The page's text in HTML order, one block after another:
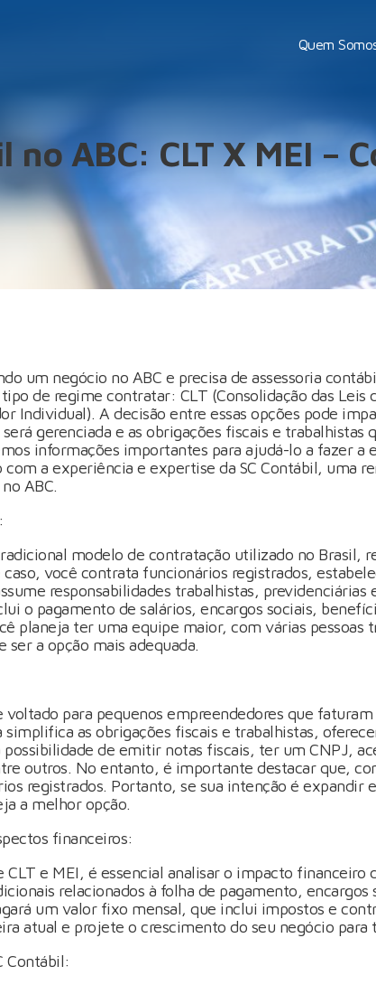
Quem
ABC: CLT X MEI –
um negócio no ABC e precisa de assessoria
de regime contratar: CLT (Consolidação das Leis
Individual). A decisão entre essas opções pode
gerenciada e as obrigações fiscais e trabalhistas
informações importantes para ajudá-lo a fazer a
a experiência e expertise da SC Contábil, uma
ABC.
modelo de contratação utilizado no Brasil,
você contrata funcionários registrados,
responsabilidades trabalhistas, previdenciárias
o pagamento de salários, encargos sociais,
planeja ter uma equipe maior, com várias pessoas
ser a opção mais adequada.
voltado para pequenos empreendedores que
simplifica as obrigações fiscais e trabalhistas,
de emitir notas fiscais, ter um CNPJ,
outros. No entanto, é importante destacar que,
registrados. Portanto, se sua intenção é expandir
a melhor opção.
financeiros:
CLT e MEI, é essencial analisar o impacto financeiro
relacionados à folha de pagamento, encargos
um valor fixo mensal, que inclui impostos e
atual e projete o crescimento do seu negócio para
Contábil: